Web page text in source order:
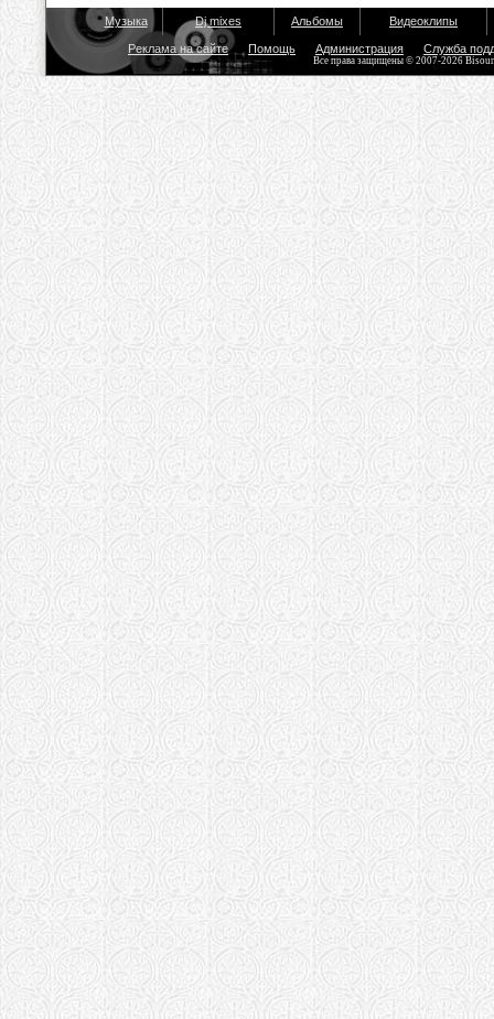
Музыка Dj mixes Альбомы Видеоклипы
Реклама на сайте Помощь Администрация Служба
Все права защищены © 2007-2026